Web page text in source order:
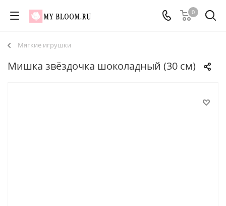
0
Мягкие игрушки
Мишка звёздочка шоколадный (30 см)